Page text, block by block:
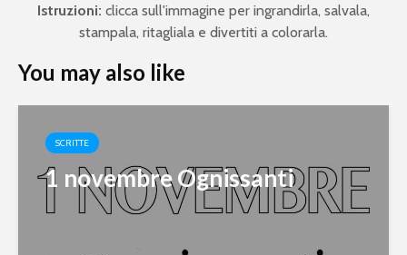
Istruzioni: clicca sull'immagine per ingrandirla, salvala,
stampala, ritagliala e divertiti a colorarla.
You may also like
SCRITTE
1 novembre Ognissanti